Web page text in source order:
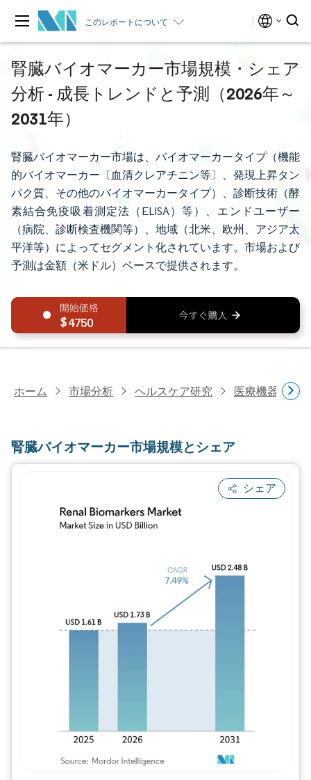
このレポートについて
腎臓バイオマーカー市場規模・シェア
分析 - 成長トレンドと予測（2026年～
2031年）
腎臓バイオマーカー市場は、バイオマーカータイプ（機能
的バイオマーカー〔血清クレアチニン等〕、発現上昇タン
パク質、その他のバイオマーカータイプ）、診断技術（酵
素結合免疫吸着測定法（ELISA）等）、エンドユーザー
（病院、診断検査機関等）、地域（北米、欧州、アジア太
平洋等）によってセグメント化されています。市場および
予測は金額（米ドル）ベースで提供されます。
4750
ホーム 市場分析 ヘルスケア研究 医療機器研究
腎臓バイオマーカー市場規模とシェア
シェア